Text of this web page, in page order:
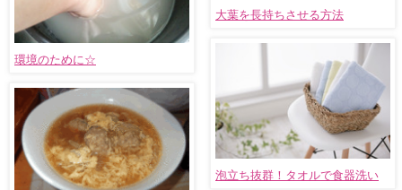
大葉を長持ちさせる方法
環境のために☆
泡立ち抜群！タオルで食器洗い